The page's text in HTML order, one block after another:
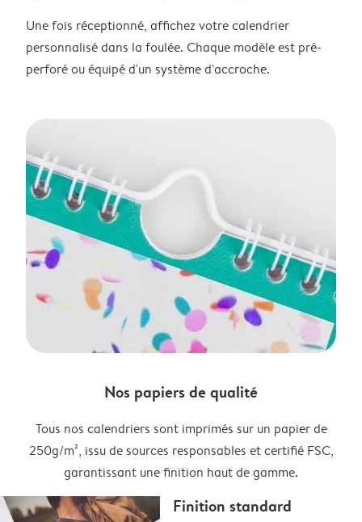
Une fois réceptionné, affichez votre calendrier
personnalisé dans la foulée. Chaque modèle est pré-
perforé ou équipé d'un système d'accroche.
Nos papiers de qualité
Tous nos calendriers sont imprimés sur un papier de
250g/m², issu de sources responsables et certifié FSC,
garantissant une finition haut de gamme.
Finition standard